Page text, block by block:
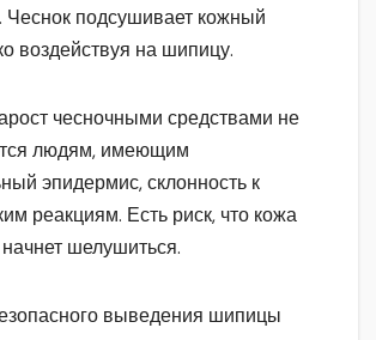
Чеснок подсушивает кожный
воздействуя на шипицу.
чесночными средствами не
людям, имеющим
эпидермис, склонность к
реакциям. Есть риск, что кожа
шелушиться.